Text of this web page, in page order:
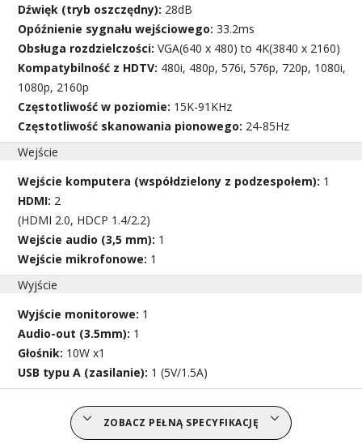
Dźwięk (tryb oszczędny): 28dB
Opóźnienie sygnału wejściowego:33.2ms
Obsługa rozdzielczości:VGA(640 x 480) to 4K(3840 x 2160)
Kompatybilność z HDTV: 480i, 480p, 576i, 576p, 720p, 1080i,
1080p, 2160p
Częstotliwość w poziomie: 15K-91KHz
Częstotliwość skanowania pionowego: 24-85Hz
Wejście
Wejście komputera (współdzielony z podzespołem): 1
HDMI: 2
(HDMI 2.0, HDCP 1.4/2.2)
Wejście audio (3,5 mm): 1
Wejście mikrofonowe: 1
Wyjście
Wyjście monitorowe: 1
Audio-out (3.5mm): 1
Głośnik: 10W x1
USB typu A (zasilanie): 1 (5V/1.5A)
ZOBACZ PEŁNĄ SPECYFIKACJĘ